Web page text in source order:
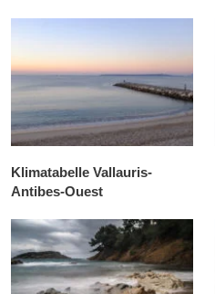
Klimatabelle Vallauris-
Antibes-Ouest